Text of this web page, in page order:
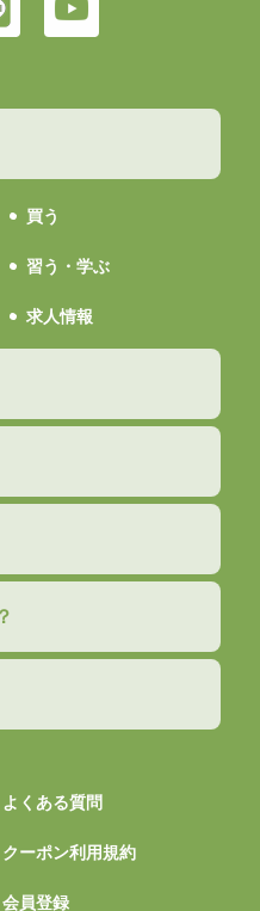
買う
習う・学ぶ
求人情報
よくある質問
クーポン利用規約
会員登録